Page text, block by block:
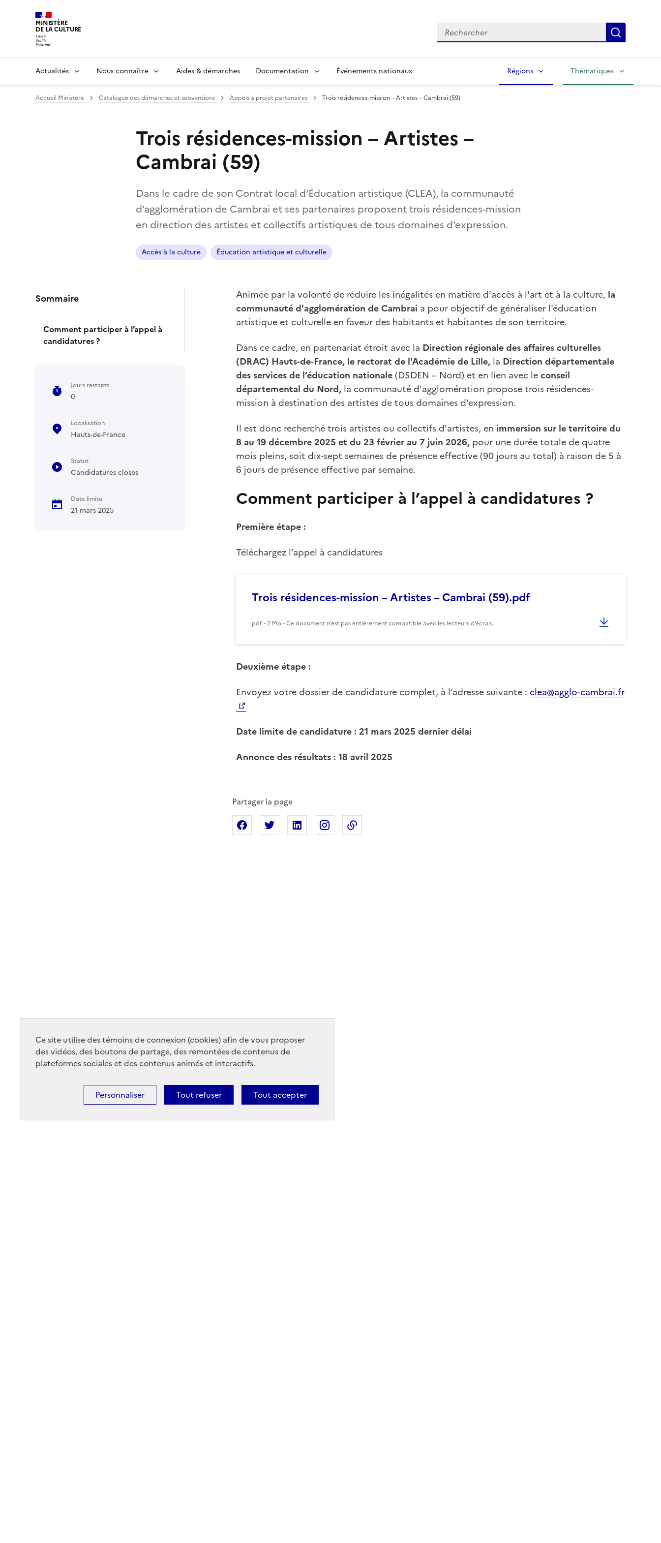
Ce site utilise des témoins de connexion (cookies) afin de vous proposer
des vidéos, des boutons de partage, des remontées de contenus de
plateformes sociales et des contenus animés et interactifs.
Tout accepter
Tout refuser
Personnaliser
MINISTÈRE
DE LA CULTURE Rechercher
Actualités Nous connaître Aides & démarches Documentation Événements nationaux Régions Thématiques
Accueil Ministère Catalogue des démarches et subventions Appels à projet partenaires Trois résidences-mission – Artistes – Cambrai (59)
Trois résidences-mission – Artistes –
Cambrai (59)
Dans le cadre de son Contrat local d’Éducation artistique (CLEA), la communauté
d’agglomération de Cambrai et ses partenaires proposent trois résidences-mission
en direction des artistes et collectifs artistiques de tous domaines d'expression.
Accès à la culture Éducation artistique et culturelle
Sommaire
Comment participer à l’appel à
candidatures ?
Jours restants
0
Localisation
Hauts-de-France
Statut
Candidatures closes
Date limite
21 mars 2025
Animée par la volonté de réduire les inégalités en matière d'accès à l'art et à la culture, la
communauté d'agglomération de Cambrai a pour objectif de généraliser l'éducation
artistique et culturelle en faveur des habitants et habitantes de son territoire.
Dans ce cadre, en partenariat étroit avec la Direction régionale des affaires culturelles
(DRAC) Hauts-de-France, le rectorat de l'Académie de Lille, la Direction départementale
des services de l’éducation nationale(DSDEN – Nord) et en lien avec leconseil
départemental du Nord,la communauté d'agglomération propose trois résidences-
mission à destination des artistes de tous domaines d'expression.
Il est donc recherché trois artistes ou collectifs d'artistes, en immersion sur le territoire du
8 au 19 décembre 2025 et du 23 février au 7 juin 2026, pour une durée totale de quatre
mois pleins, soit dix-sept semaines de présence effective (90 jours au total) à raison de 5 à
6 jours de présence effective par semaine.
Comment participer à l’appel à candidatures ?
Première étape :
Téléchargez l’appel à candidatures
Trois résidences-mission – Artistes – Cambrai (59).pdf
pdf - 2 Mo - Ce document n’est pas entièrement compatible avec les lecteurs d’écran.
Deuxième étape :
Envoyez votre dossier de candidature complet, à l’adresse suivante : clea@agglo-cambrai.fr
Date limite de candidature : 21 mars 2025 dernier délai
Annonce des résultats : 18 avril 2025
Partager la page
Partager sur Facebook
Partager sur XPartager sur Linkedin
Partager sur Instagram